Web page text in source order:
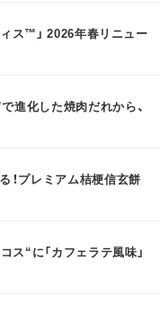
ィス™」 2026年春リニュー
進化した焼肉だれから、
！プレミアム桔梗信玄餅
ス“に「カフェラテ風味」